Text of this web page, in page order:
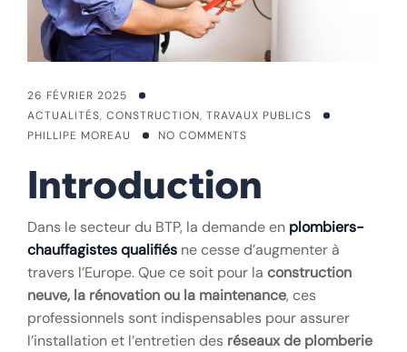
26 FÉVRIER 2025
ACTUALITÉS, CONSTRUCTION, TRAVAUX PUBLICS
PHILLIPE MOREAU
NO COMMENTS
Introduction
Dans le secteur du BTP, la demande en plombiers-
chauffagistes qualifiés ne cesse d’augmenter à
travers l’Europe. Que ce soit pour la construction
neuve, la rénovation ou la maintenance, ces
professionnels sont indispensables pour assurer
l’installation et l’entretien des réseaux de plomberie